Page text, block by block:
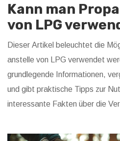
Kann man
von LPG
Dieser Artikel beleuchtet die
anstelle von LPG verwendet
grundlegende Informationen,
und gibt praktische Tipps zur
interessante Fakten über die